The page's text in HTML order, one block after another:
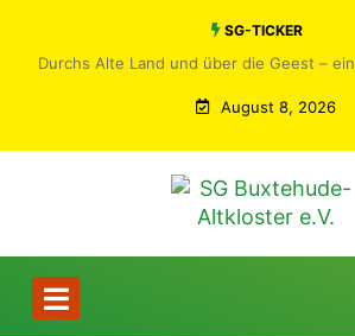
SG-TICKER
Durchs Alte Land und über die Geest –
August 8, 2026